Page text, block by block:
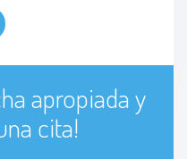
apropiada y
cita!